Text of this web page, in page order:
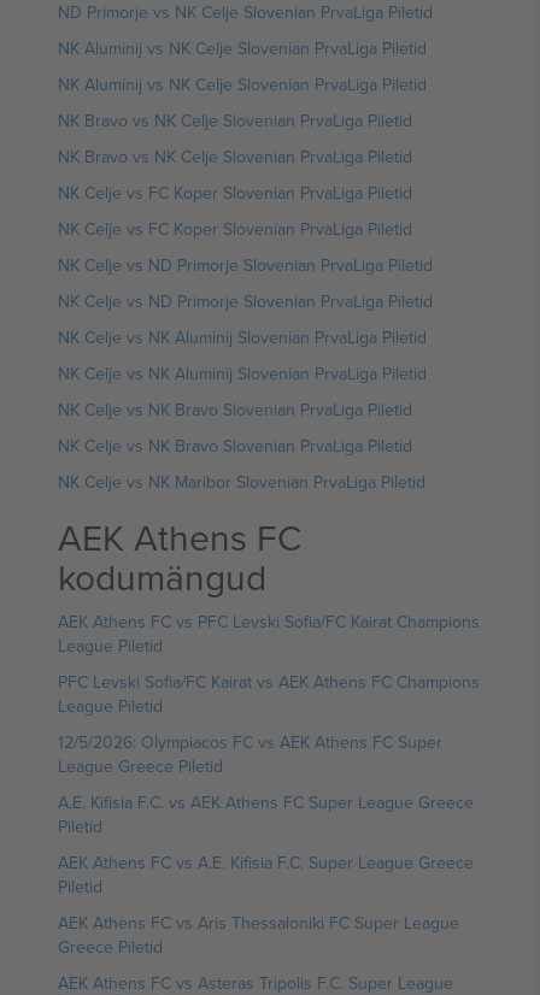
ND Primorje vs NK Celje Slovenian PrvaLiga Piletid
NK Aluminij vs NK Celje Slovenian PrvaLiga Piletid
NK Aluminij vs NK Celje Slovenian PrvaLiga Piletid
NK Bravo vs NK Celje Slovenian PrvaLiga Piletid
NK Bravo vs NK Celje Slovenian PrvaLiga Piletid
NK Celje vs FC Koper Slovenian PrvaLiga Piletid
NK Celje vs FC Koper Slovenian PrvaLiga Piletid
NK Celje vs ND Primorje Slovenian PrvaLiga Piletid
NK Celje vs ND Primorje Slovenian PrvaLiga Piletid
NK Celje vs NK Aluminij Slovenian PrvaLiga Piletid
NK Celje vs NK Aluminij Slovenian PrvaLiga Piletid
NK Celje vs NK Bravo Slovenian PrvaLiga Piletid
NK Celje vs NK Bravo Slovenian PrvaLiga Piletid
NK Celje vs NK Maribor Slovenian PrvaLiga Piletid
AEK Athens FC
kodumängud
AEK Athens FC vs PFC Levski Sofia/FC Kairat Champions
League Piletid
PFC Levski Sofia/FC Kairat vs AEK Athens FC Champions
League Piletid
12/5/2026: Olympiacos FC vs AEK Athens FC Super
League Greece Piletid
A.E. Kifisia F.C. vs AEK Athens FC Super League Greece
Piletid
AEK Athens FC vs A.E. Kifisia F.C. Super League Greece
Piletid
AEK Athens FC vs Aris Thessaloniki FC Super League
Greece Piletid
AEK Athens FC vs Asteras Tripolis F.C. Super League